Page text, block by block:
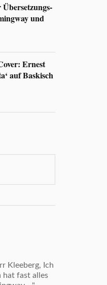
und
Ernest
auf Baskisch
Kleeberg, Ich
hat fast alles